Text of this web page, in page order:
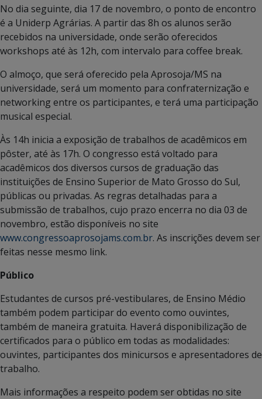
No dia seguinte, dia 17 de novembro, o ponto de encontro
é a Uniderp Agrárias. A partir das 8h os alunos serão
recebidos na universidade, onde serão oferecidos
workshops até às 12h, com intervalo para coffee break.
O almoço, que será oferecido pela Aprosoja/MS na
universidade, será um momento para confraternização e
networking entre os participantes, e terá uma participação
musical especial.
Às 14h inicia a exposição de trabalhos de acadêmicos em
pôster, até às 17h. O congresso está voltado para
acadêmicos dos diversos cursos de graduação das
instituições de Ensino Superior de Mato Grosso do Sul,
públicas ou privadas. As regras detalhadas para a
submissão de trabalhos, cujo prazo encerra no dia 03 de
novembro, estão disponíveis no site
www.congressoaprosojams.com.br. As inscrições devem ser
feitas nesse mesmo link.
Público
Estudantes de cursos pré-vestibulares, de Ensino Médio
também podem participar do evento como ouvintes,
também de maneira gratuita. Haverá disponibilização de
certificados para o público em todas as modalidades:
ouvintes, participantes dos minicursos e apresentadores de
trabalho.
Mais informações a respeito podem ser obtidas no site